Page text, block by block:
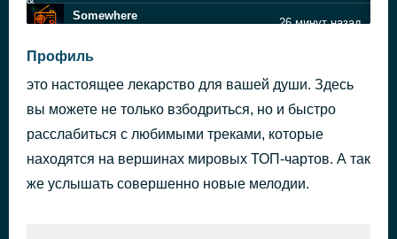
Somewhere
26 минут назад
Lose Stress
Keep On (feat. BISHØP)
Zonderling
Spells (Original Mix)
Vadim Spark
40 минут назад
The Final Countdown
EQRIC, Xenton, Jex
Профиль
это настоящее лекарство для вашей души. Здесь
вы можете не только взбодриться, но и быстро
расслабиться с любимыми треками, которые
находятся на вершинах мировых ТОП-чартов. А так
же услышать совершенно новые мелодии.